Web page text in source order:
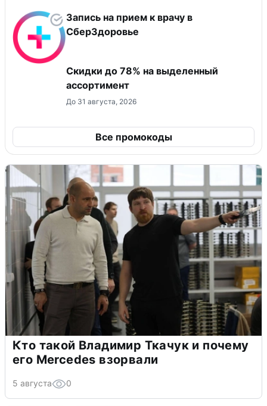
Запись на прием к врачу в
СберЗдоровье
Скидки до 78% на выделенный
ассортимент
До 31 августа, 2026
Все промокоды
Кто такой Владимир Ткачук и почему
его Mercedes взорвали
5 августа 0